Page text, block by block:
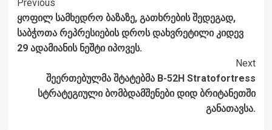
Post
Navigation
Previous
ყოფილ სამხედრო ბაზაზე, გათხრების შედეგად,
საბჭოთა რეპრესიების დროს დახვრეტილი კიდევ
29 ადამიანის ნეშტი იპოვეს.
Next
შეერთებულმა შტატებმა B-52H Stratofortress
სტრატეგიული ბომბდამშენები დიდ ბრიტანეთში
განათავსა.